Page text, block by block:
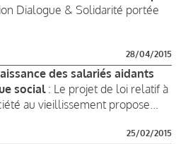
Dialogue & Solidarité portée
28/04/2015
des salariés aidants
social: Le projet de loi relatif à
au vieillissement propose...
25/02/2015